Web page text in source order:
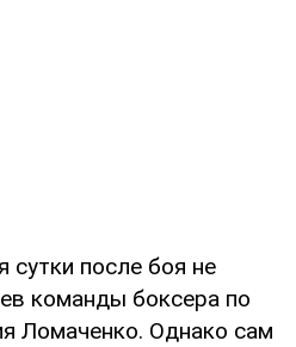
сутки после боя не
команды боксера по
Ломаченко. Однако сам